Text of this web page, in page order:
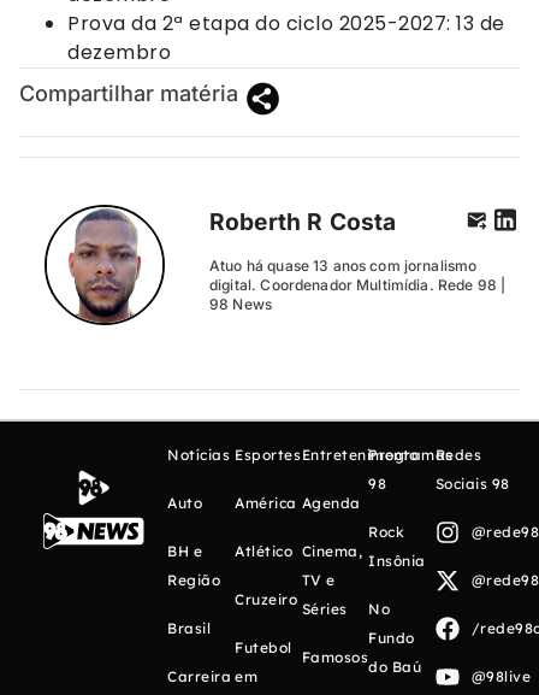
Prova da 2ª etapa do ciclo 2025-2027: 13 de
dezembro
Compartilhar matéria
Roberth R Costa
Atuo há quase 13 anos com jornalismo
digital. Coordenador Multimídia. Rede 98 |
98 News
Notícias
Auto
BH e
Região
Brasil
Carreira
Esportes
América
Atlético
Cruzeiro
Futebol
em
Entretenimento
Agenda
Cinema,
TV e
Séries
Famosos
Programas
98
Rock
Insônia
No
Fundo
do Baú
Redes
Sociais 98
/
@98live